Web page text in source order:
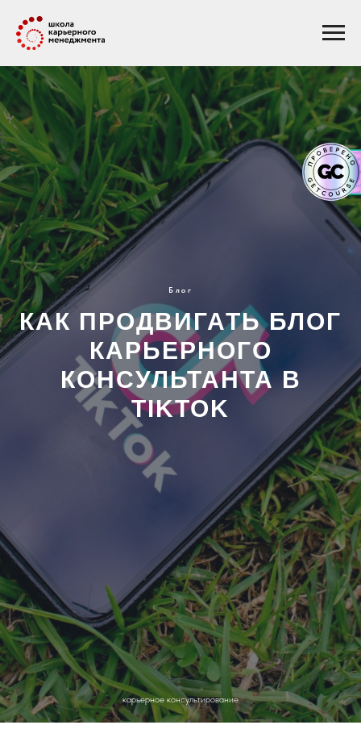
Блог
КАК ПРОДВИГАТЬ БЛОГ
КАРЬЕРНОГО
КОНСУЛЬТАНТА В
TIKTOK
карьерное консультирование